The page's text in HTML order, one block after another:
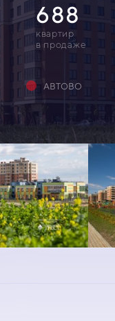
688
квартир
в продаже
АВТОВО